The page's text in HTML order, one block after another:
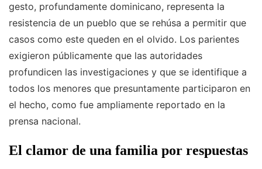
gesto, profundamente dominicano, representa la
resistencia de un pueblo que se rehúsa a permitir que
casos como este queden en el olvido. Los parientes
exigieron públicamente que las autoridades
profundicen las investigaciones y que se identifique a
todos los menores que presuntamente participaron en
el hecho, como fue ampliamente reportado en la
prensa nacional.
El clamor de una familia por respuestas